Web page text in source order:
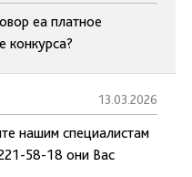
еа платное
конкурса?
13.03.2026
нашим специалистам
58-18 они Вас